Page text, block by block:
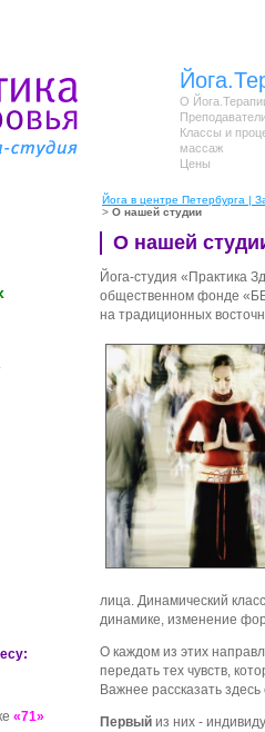
О
Классы и
массаж
Цены
Йога в центре Петербурга |
> О нашей студии
«71»
О нашей
Йога-студия «Практика
общественном фонде
на традиционных
лица. Динамический
динамике, изменение
О каждом из этих
передать тех чувств,
Важнее рассказать
Первый из них -